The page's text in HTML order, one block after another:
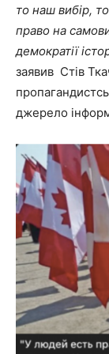
то наш вибір,
право на
демократії
заявив Стів
джерело